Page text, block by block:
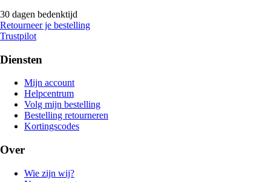
30 dagen bedenktijd
Retourneer je bestelling
Trustpilot
Diensten
Mijn account
Helpcentrum
Volg mijn bestelling
Bestelling retourneren
Kortingscodes
Over
Wie zijn wij?